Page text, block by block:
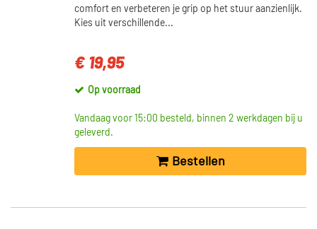
comfort en verbeteren je grip op het stuur aanzienlijk.
Kies uit verschillende...
€ 19,95
Op voorraad
Vandaag voor 15:00 besteld, binnen 2 werkdagen bij u
geleverd.
Bestellen